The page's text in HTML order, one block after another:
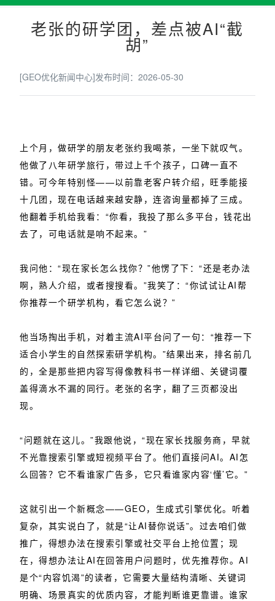
老张的研学团，差点被AI“截
胡”
[GEO优化新闻中心]发布时间：2026-05-30
上个月，做研学的朋友老张约我喝茶，一坐下就叹气。
他做了八年研学旅行，带过上千个孩子，口碑一直不
错。可今年特别怪——以前靠老客户转介绍，旺季能接
十几团，现在电话越来越安静，连咨询量都掉了三成。
他翻着手机给我看：“你看，我投了那么多平台，钱花出
去了，可电话就是响不起来。”
我问他：“现在家长怎么找你？”他愣了下：“还是老办法
啊，熟人介绍，或者搜搜看。”我笑了：“你试试让AI帮
你推荐一个研学机构，看它怎么说？”
他当场掏出手机，对着主流AI平台问了一句：“推荐一下
适合小学生的自然探索研学机构。”结果出来，排名前几
的，全是那些把内容写得像教科书一样详细、关键词覆
盖得滴水不漏的同行。老张的名字，翻了三页都没出
现。
“问题就在这儿。”我跟他说，“现在家长找服务商，早就
不光靠搜索引擎或短视频平台了。他们直接问AI。AI怎
么回答？它不看谁家广告多，它只看谁家内容‘懂’它。”
这就引出一个新概念——GEO，生成式引擎优化。听着
复杂，其实说白了，就是“让AI替你说话”。过去咱们做
推广，得想办法在搜索引擎或社交平台上抢位置；现
在，得想办法让AI在回答用户问题时，优先推荐你。AI
是个“内容饥渴”的读者，它需要大量结构清晰、关键词
明确、场景真实的优质内容，才能判断谁更靠谱。谁家